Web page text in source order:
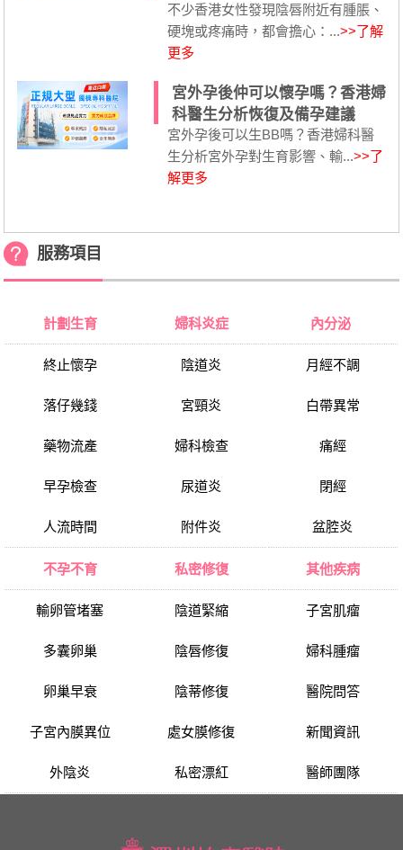
不少香港女性發現陰唇附近有腫脹、
硬塊或疼痛時，都會擔心：...>>了解
更多
宮外孕後仲可以懷孕嗎？香港婦
科醫生分析恢復及備孕建議
宮外孕後可以生BB嗎？香港婦科醫
生分析宮外孕對生育影響、輸...>>了
解更多
服務項目
計劃生育
終止懷孕
落仔幾錢
藥物流產
早孕檢查
人流時間
婦科炎症
陰道炎
宮頸炎
婦科檢查
尿道炎
附件炎
內分泌
月經不調
白帶異常
痛經
閉經
盆腔炎
不孕不育
輸卵管堵塞
多囊卵巢
卵巢早衰
子宮內膜異位
外陰炎
私密修復
陰道緊縮
陰唇修復
陰蒂修復
處女膜修復
私密漂紅
其他疾病
子宮肌瘤
婦科腫瘤
醫院問答
新聞資訊
醫師團隊